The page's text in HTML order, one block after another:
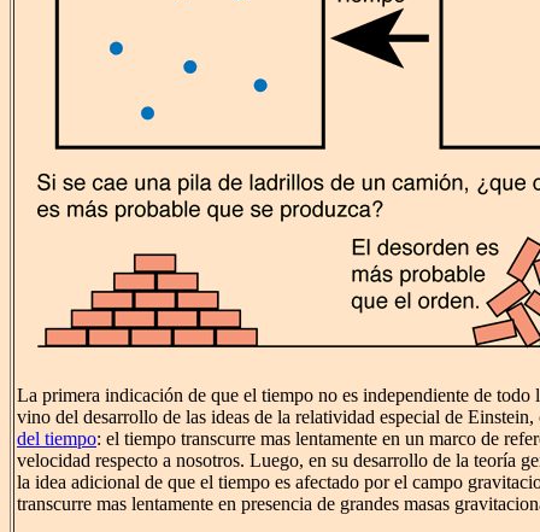
La primera indicación de que el tiempo no es independiente de todo
vino del desarrollo de las ideas de la relatividad especial de
del tiempo: el tiempo transcurre mas lentamente en un marco de
velocidad respecto a nosotros. Luego, en su desarrollo de la teoría
la idea adicional de que el tiempo es afectado por el campo
transcurre mas lentamente en presencia de grandes masas